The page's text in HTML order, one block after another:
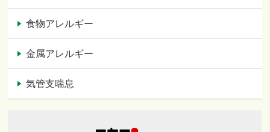
食物アレルギー
金属アレルギー
気管支喘息